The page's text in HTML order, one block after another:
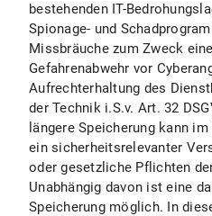
bestehenden IT-
Spionage- und
Missbräuche zum Zweck
Gefahrenabwehr vor
Aufrechterhaltung des
der Technik i.S.v. Art. 32
längere Speicherung kann
ein sicherheitsrelevanter
oder gesetzliche Pflichten
Unabhängig davon ist eine
Speicherung möglich. In